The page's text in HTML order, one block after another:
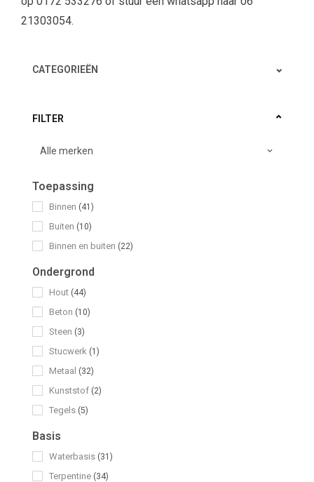
21303054.
CATEGORIEËN
FILTER
Toepassing
Binnen (41)
Buiten (10)
Binnen en buiten (22)
Ondergrond
Hout (44)
Beton (10)
Steen (3)
Stucwerk (1)
Metaal (32)
Kunststof (2)
Tegels (5)
Basis
Waterbasis (31)
Terpentine (34)